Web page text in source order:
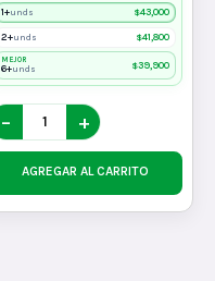
1+unds $43,000
2+unds $41,800
MEJOR
6+unds $39,900
− +
AGREGAR AL CARRITO